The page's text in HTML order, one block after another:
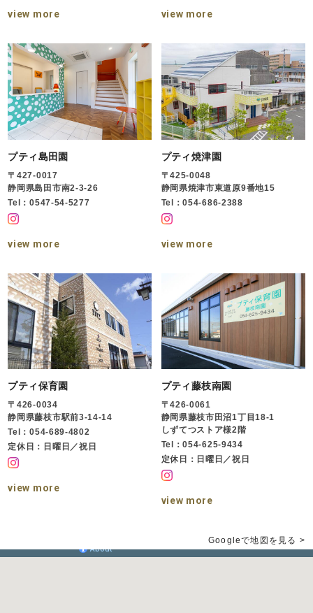
view more view more
プティ島田園
〒427-0017
静岡県島田市南2-3-26
Tel：0547-54-5277
view more
プティ焼津園
〒425-0048
静岡県焼津市東道原9番地15
Tel：054-686-2388
view more
プティ保育園
〒426-0034
静岡県藤枝市駅前3-14-14
Tel：054-689-4802
定休日：日曜日／祝日
view more
プティ藤枝南園
〒426-0061
静岡県藤枝市田沼1丁目18-1
しずてつストア様2階
Tel：054-625-9434
定休日：日曜日／祝日
view more
Googleで地図を見る >